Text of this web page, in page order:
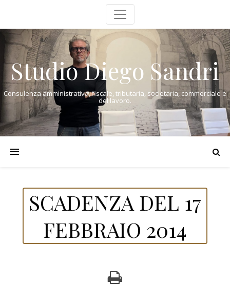
Studio Diego Sandri
Consulenza amministrativa, fiscale, tributaria, societaria, commerciale e
del lavoro.
SCADENZA DEL 17
FEBBRAIO 2014